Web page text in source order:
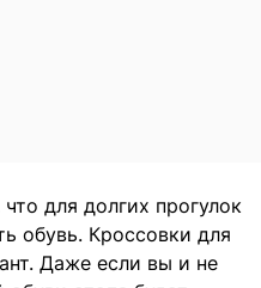
для долгих прогулок
обувь. Кроссовки для
Даже если вы и не